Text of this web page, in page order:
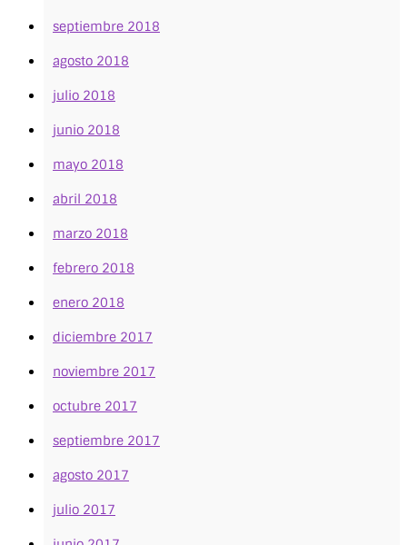
septiembre 2018
agosto 2018
julio 2018
junio 2018
mayo 2018
abril 2018
marzo 2018
febrero 2018
enero 2018
diciembre 2017
noviembre 2017
octubre 2017
septiembre 2017
agosto 2017
julio 2017